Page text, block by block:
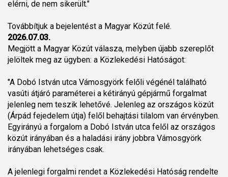
elérni, de nem sikerült."
Továbbítjuk a bejelentést a Magyar Közút felé.
2026.07.03.
Megjött a Magyar Közút válasza, melyben újabb szereplőt
jelöltek meg az ügyben: a Közlekedési Hatóságot:
"A Dobó István utca Vámosgyörk felőli végénél található
vasúti átjáró paraméterei a kétirányú gépjármű forgalmat
jelenleg nem teszik lehetővé. Jelenleg az országos közút
(Árpád fejedelem útja) felől behajtási tilalom van érvényben.
Egyirányú a forgalom a Dobó István utca felől az országos
közút irányában és a haladási irány jobbra Vámosgyörk
irányában lehetséges csak.
A jelenlegi forgalmi rendet a Közlekedési Hatóság rendelte